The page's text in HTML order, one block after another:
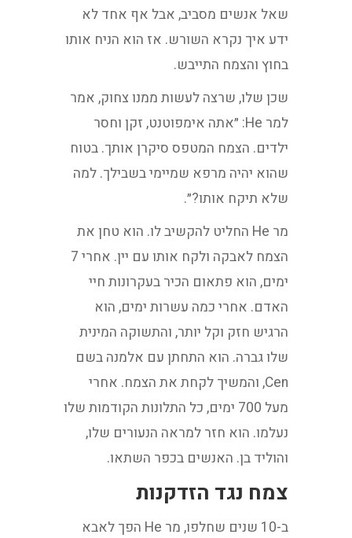
שאל אנשים מסביב, אבל אף אחד לא
ידע איך נקרא השורש. אז הוא הניח אותו
בחוץ והצמח התייבש.
שכן שלו, שרצה לעשות ממנו צחוק, אמר
למר He: ״אתה אימפוטנט, זקן וחסר
ילדים. הצמח המטפס סיקרן אותך. בטוח
שהוא יהיה מרפא שמיימי בשבילך. למה
שלא תיקח אותו?״.
מר He החליט להקשיב לו. הוא טחן את
הצמח לאבקה ולקח אותו עם יין. אחרי 7
ימים, הוא פתאום הכיר בעקרונות חיי
האדם. אחרי כמה עשרות ימים, הוא
הרגיש חזק וקל יותר, והתשוקה המינית
שלו גברה. הוא התחתן עם אלמנה בשם
Cen, והמשיך לקחת את הצמח. אחרי
מעל 700 ימים, כל התלונות הקודמות שלו
נעלמו. הוא חזר למראה הנעורים שלו,
והוליד בן. האנשים בכפר השתאו.
צמח נגד הזדקנות
ב-10 שנים שחלפו, מר He הפך לאבא